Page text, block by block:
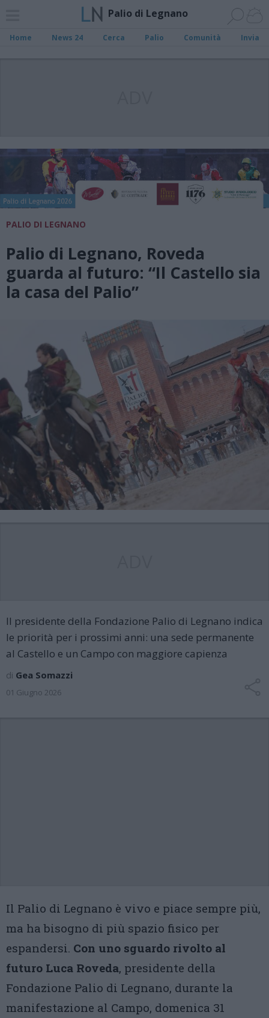
Palio di Legnano
Home News 24 Cerca Palio Comunità Invia
PALIO DI LEGNANO
Palio di Legnano, Roveda
guarda al futuro: “Il Castello sia
la casa del Palio”
Il presidente della Fondazione Palio di Legnano indica
le priorità per i prossimi anni: una sede permanente
al Castello e un Campo con maggiore capienza
di Gea Somazzi
01 Giugno 2026
Il Palio di Legnano è vivo e piace sempre più,
ma ha bisogno di più spazio fisico per
espandersi. Con uno sguardo rivolto al
futuro Luca Roveda, presidente della
Fondazione Palio di Legnano, durante la
manifestazione al Campo, domenica 31